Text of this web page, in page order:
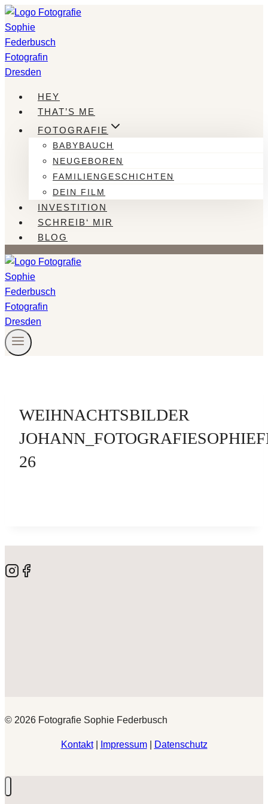
Zum
Inhalt
springen
HEY
THAT’S ME
FOTOGRAFIE
BABYBAUCH
NEUGEBOREN
FAMILIENGESCHICHTEN
DEIN FILM
INVESTITION
SCHREIB‘ MIR
BLOG
WEIHNACHTSBILDER
26
© 2026 Fotografie Sophie Federbusch
Kontakt| Impressum| Datenschutz